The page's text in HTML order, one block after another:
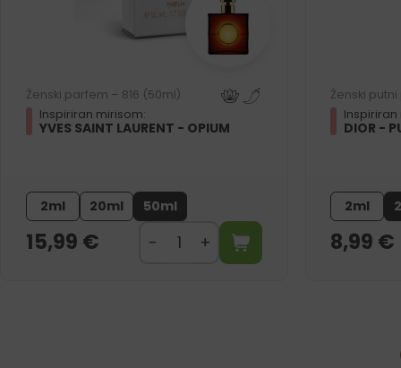
Ženski parfem – 816 (50ml)
Inspiriran mirisom:
YVES SAINT LAURENT - OPIUM
2ml 20ml 50ml
15,99 €
Ženski
DIOR -
2ml
8,99 €